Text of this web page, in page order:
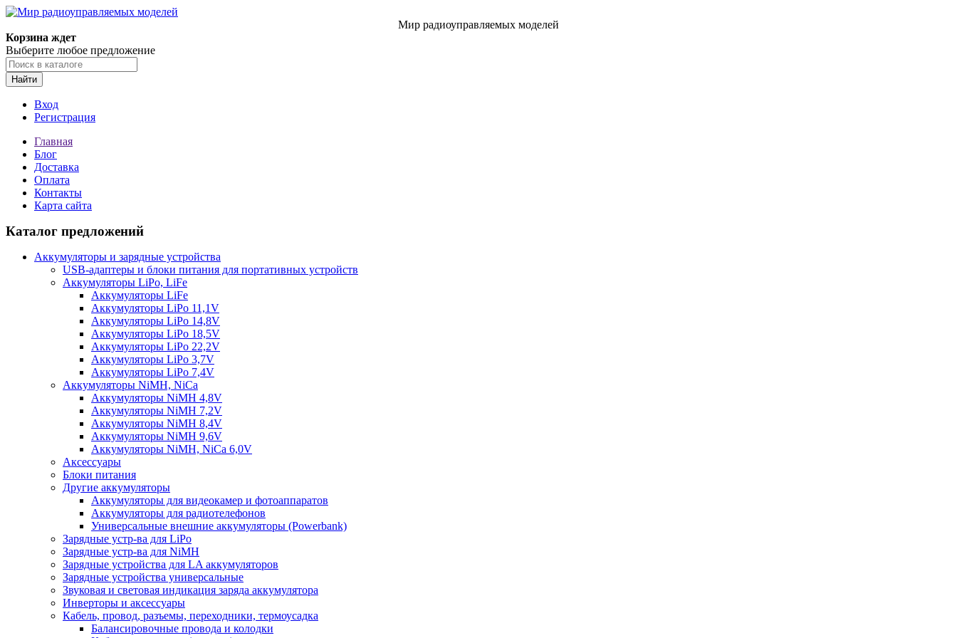
Мир радиоуправляемых моделей
Корзина ждет
Выберите любое предложение
Найти
Вход
Регистрация
Главная
Блог
Доставка
Оплата
Контакты
Карта сайта
Каталог предложений
Аккумуляторы и зарядные устройства
USB-адаптеры и блоки питания для портативных устройств
Аккумуляторы LiPo, LiFe
Аккумуляторы LiFe
Аккумуляторы LiPo 11,1V
Аккумуляторы LiPo 14,8V
Аккумуляторы LiPo 18,5V
Аккумуляторы LiPo 22,2V
Аккумуляторы LiPo 3,7V
Аккумуляторы LiPo 7,4V
Аккумуляторы NiMH, NiCa
Аккумуляторы NiMH 4,8V
Аккумуляторы NiMH 7,2V
Аккумуляторы NiMH 8,4V
Аккумуляторы NiMH 9,6V
Аккумуляторы NiMH, NiCa 6,0V
Аксессуары
Блоки питания
Другие аккумуляторы
Аккумуляторы для видеокамер и фотоаппаратов
Аккумуляторы для радиотелефонов
Универсальные внешние аккумуляторы (Powerbank)
Зарядные устр-ва для LiPo
Зарядные устр-ва для NiMH
Зарядные устройства для LA аккумуляторов
Зарядные устройства универсальные
Звуковая и световая индикация заряда аккумулятора
Инверторы и аксессуары
Кабель, провод, разъемы, переходники, термоусадка
Балансировочные провода и колодки